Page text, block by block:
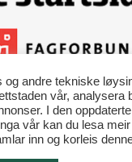
og andre tekniske
vår, analysera
I den oppdaterte
vår kan du lesa
inn og korleis